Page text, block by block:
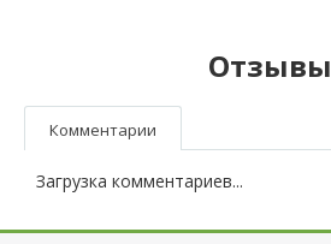
Отзывы
Комментарии
Загрузка комментариев...